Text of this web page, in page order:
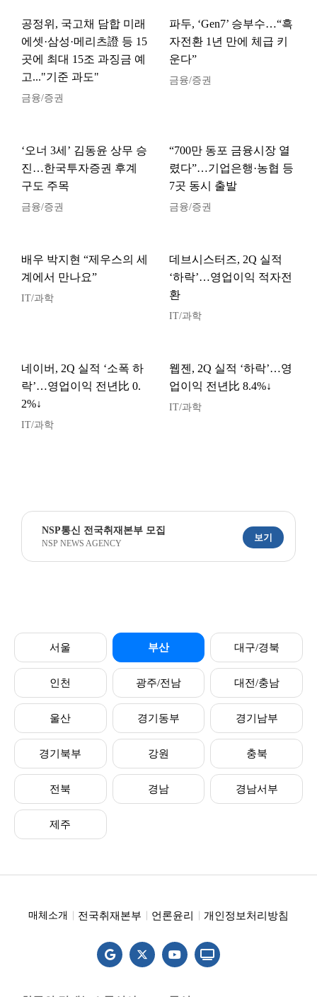
공정위, 국고채 담합 미래
에셋·삼성·메리츠證 등 15
곳에 최대 15조 과징금 예
고..."기준 과도"
금융/증권
파두, ‘Gen7’ 승부수…“흑
자전환 1년 만에 체급 키
운다”
금융/증권
‘오너 3세’ 김동윤 상무 승
진…한국투자증권 후계
구도 주목
금융/증권
“700만 동포 금융시장 열
렸다”…기업은행·농협 등
7곳 동시 출발
금융/증권
배우 박지현 “제우스의 세
계에서 만나요”
IT/과학
데브시스터즈, 2Q 실적
‘하락’…영업이익 적자전
환
IT/과학
네이버, 2Q 실적 ‘소폭 하
락’…영업이익 전년比 0.
2%↓
IT/과학
웹젠, 2Q 실적 ‘하락’…영
업이익 전년比 8.4%↓
IT/과학
NSP통신 전국취재본부 모집
NSP NEWS AGENCY
보기
서울 부산 대구/경북
인천 광주/전남 대전/충남
울산 경기동부 경기남부
경기북부 강원 충북
전북 경남 경남서부
제주
매체소개 전국취재본부 언론윤리 개인정보처리방침